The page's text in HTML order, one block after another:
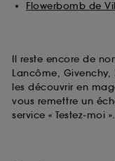
Flowerbomb de
Il reste encore de
Lancôme, Givenchy,
les découvrir en
vous remettre un
service « Testez-moi ».